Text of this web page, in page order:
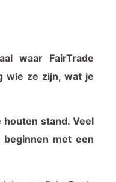
waar FairTrade
wie ze zijn, wat je
stand. Veel
met een